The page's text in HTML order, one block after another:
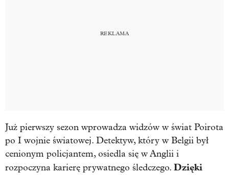
Już pierwszy sezon wprowadza widzów w świat Poirota
po I wojnie światowej. Detektyw, który w Belgii był
cenionym policjantem, osiedla się w Anglii i
rozpoczyna karierę prywatnego śledczego. Dzięki